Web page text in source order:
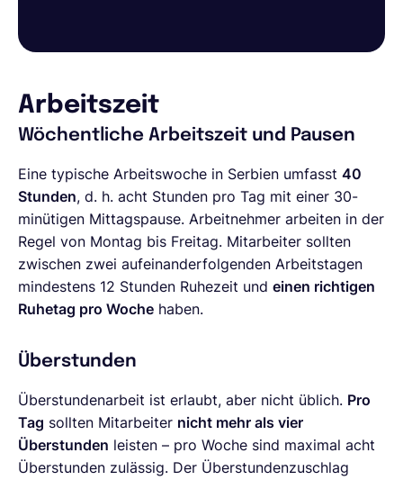
Arbeitszeit
Wöchentliche Arbeitszeit und Pausen
Eine typische Arbeitswoche in Serbien umfasst 40
Stunden, d. h. acht Stunden pro Tag mit einer 30-
minütigen Mittagspause. Arbeitnehmer arbeiten in der
Regel von Montag bis Freitag. Mitarbeiter sollten
zwischen zwei aufeinanderfolgenden Arbeitstagen
mindestens 12 Stunden Ruhezeit und einen richtigen
Ruhetag pro Woche haben.
Überstunden
Überstundenarbeit ist erlaubt, aber nicht üblich. Pro
Tag sollten Mitarbeiter nicht mehr als vier
Überstunden leisten – pro Woche sind maximal acht
Überstunden zulässig. Der Überstundenzuschlag